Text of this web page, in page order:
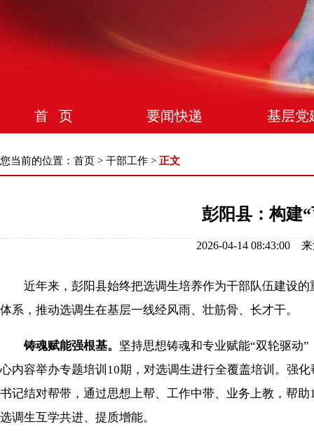
首 页 要闻快递 基层党
您当前的位置： 首页 > 干部工作 > 正文
彭阳县：构建
2026-04-14 08:43:00
近年来，彭阳县始终把选调生培养作为干部队伍建设的
体系，推动选调生在基层一线经风雨、壮筋骨、长才干。
铸魂赋能强根基。 坚持思想铸魂和专业赋能“双轮驱动
心内容举办专题培训10期，对选调生进行全覆盖培训。强
书记结对帮带，通过思想上帮、工作中带、业务上教，帮
选调生互学共进、提质增能。